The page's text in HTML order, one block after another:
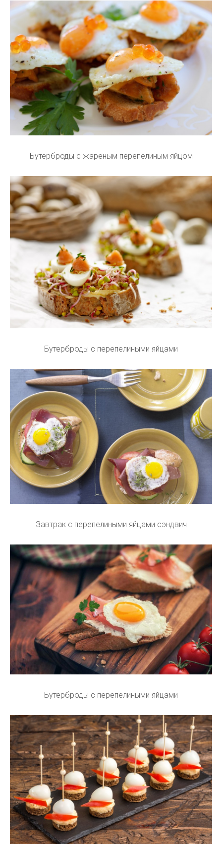
Бутерброды с жареным перепелиным яйцом
Бутерброды с перепелиными яйцами
Завтрак с перепелиными яйцами сэндвич
Бутерброды с перепелиными яйцами